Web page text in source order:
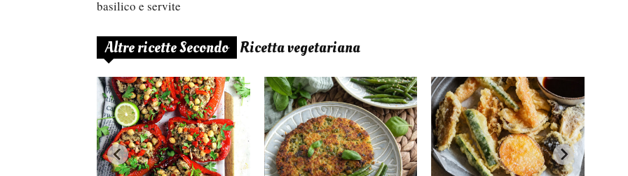
basilico e servite
Altre ricette Secondo Ricetta vegetariana